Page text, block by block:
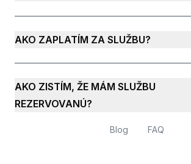
AKO ZAPLATÍM ZA SLUŽBU?
AKO ZISTÍM, ŽE MÁM SLUŽBU
REZERVOVANÚ?
Blog FAQ